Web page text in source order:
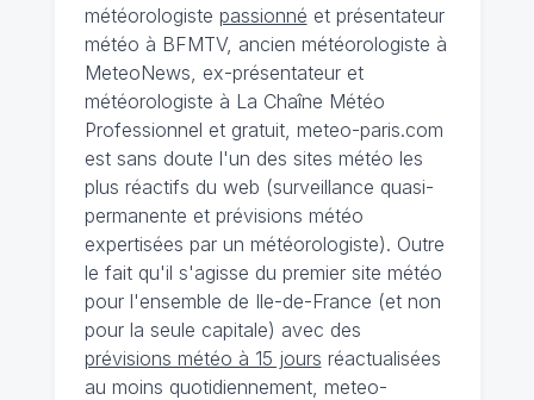
météorologiste passionné et présentateur
météo à BFMTV, ancien météorologiste à
MeteoNews, ex-présentateur et
météorologiste à La Chaîne Météo
Professionnel et gratuit, meteo-paris.com
est sans doute l'un des sites météo les
plus réactifs du web (surveillance quasi-
permanente et prévisions météo
expertisées par un météorologiste). Outre
le fait qu'il s'agisse du premier site météo
pour l'ensemble de Ile-de-France (et non
pour la seule capitale) avec des
prévisions météo à 15 jours réactualisées
au moins quotidiennement, meteo-